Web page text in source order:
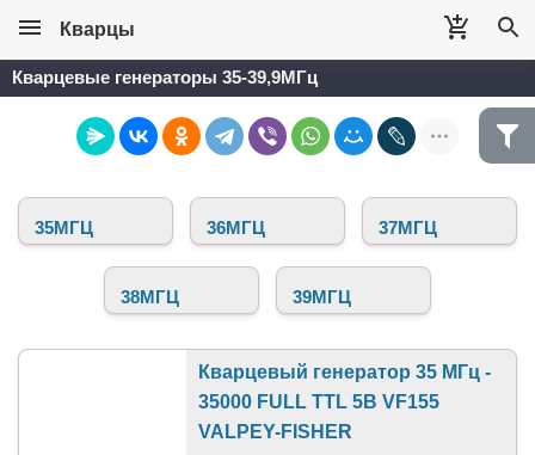
Кварцы
Кварцевые генераторы 35-39,9МГц
35МГЦ 36МГЦ 37МГЦ
38МГЦ 39МГЦ
Кварцевый генератор 35 МГц -
35000 FULL TTL 5В VF155
VALPEY-FISHER